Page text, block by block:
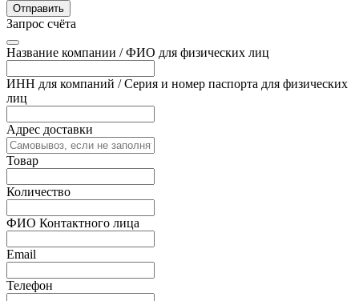
Отправить
Запрос счёта
Название компании / ФИО для физических лиц
ИНН для компаний / Серия и номер паспорта для физических
лиц
Адрес доставки
Товар
Количество
ФИО Контактного лица
Email
Телефон